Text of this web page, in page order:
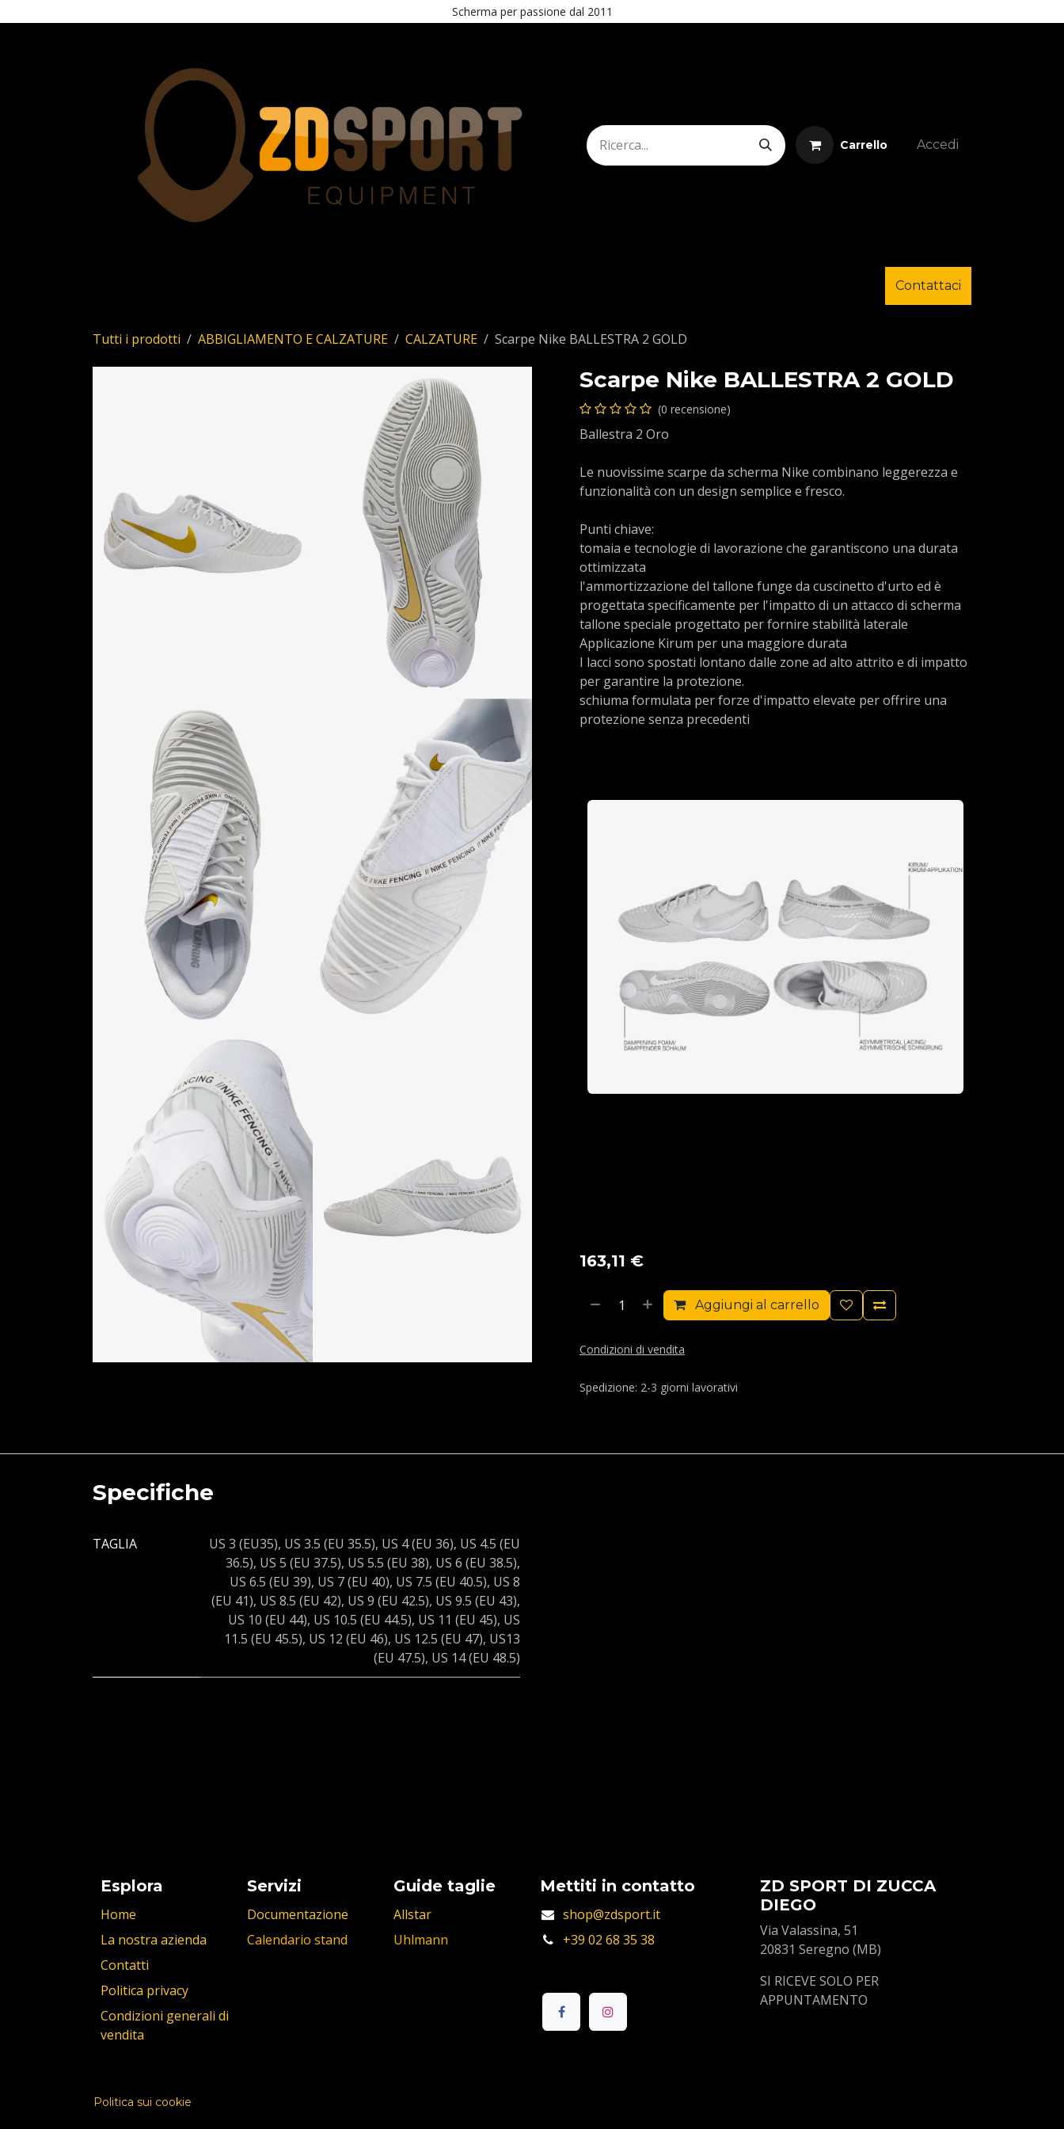
Scherma per passione dal 2011
Carrello Accedi
Contattaci
Tutti i prodotti ABBIGLIAMENTO E CALZATURE CALZATURE Scarpe Nike BALLESTRA 2 GOLD
Scarpe Nike BALLESTRA 2 GOLD
(0 recensione)
Ballestra 2 Oro
Le nuovissime scarpe da scherma Nike combinano leggerezza e
funzionalità con un design semplice e fresco.
Punti chiave:
tomaia e tecnologie di lavorazione che garantiscono una durata
ottimizzata
l'ammortizzazione del tallone funge da cuscinetto d'urto ed è
progettata specificamente per l'impatto di un attacco di scherma
tallone speciale progettato per fornire stabilità laterale
Applicazione Kirum per una maggiore durata
I lacci sono spostati lontano dalle zone ad alto attrito e di impatto
per garantire la protezione.
schiuma formulata per forze d'impatto elevate per offrire una
protezione senza precedenti
technology with this latest innovation, crafted to elevate every
athlete's journey.
163,11 €
Aggiungi al carrello
Condizioni di vendita
Spedizione: 2-3 giorni lavorativi
Specifiche
TAGLIA US 3 (EU35), US 3.5 (EU 35.5), US 4 (EU 36), US 4.5 (EU
36.5), US 5 (EU 37.5), US 5.5 (EU 38), US 6 (EU 38.5),
US 6.5 (EU 39), US 7 (EU 40), US 7.5 (EU 40.5), US 8
(EU 41), US 8.5 (EU 42), US 9 (EU 42.5), US 9.5 (EU 43),
US 10 (EU 44), US 10.5 (EU 44.5), US 11 (EU 45), US
11.5 (EU 45.5), US 12 (EU 46), US 12.5 (EU 47), US13
(EU 47.5), US 14 (EU 48.5)
Esplora
Home
La nostra azienda
Contatti
Politica privacy
Condizioni generali di
vendita
Servizi
Documentazione
Calendario stand
Mettiti in contatto
shop@zdsport.it
+39 02 68 35 38
ZD SPORT DI ZUCCA
DIEGO
Via Valassina, 51
20831 Seregno (MB)
SI RICEVE SOLO PER
APPUNTAMENTO
Guide taglie
Allstar
Uhlmann
Politica sui cookie